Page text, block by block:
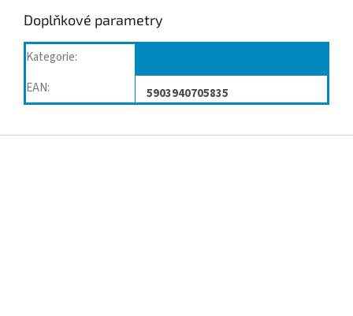
Doplňkové parametry
Kategorie:
EAN: 5903940705835